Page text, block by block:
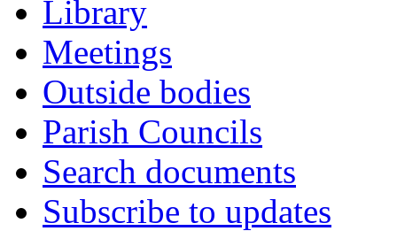
Library
Meetings
Outside bodies
Parish Councils
Search documents
Subscribe to updates